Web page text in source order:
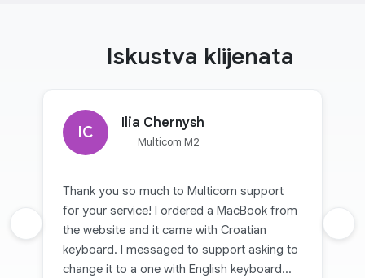
Iskustva klijenata
IC
Ilia Chernysh
Multicom M2
Thank you so much to Multicom support
for your service! I ordered a MacBook from
the website and it came with Croatian
keyboard. I messaged to support asking to
change it to a one with English keyboard
Prethodna recenzija